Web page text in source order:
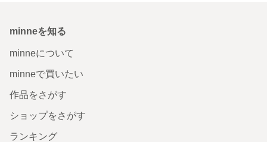
minneを知る
minneについて
minneで買いたい
作品をさがす
ショップをさがす
ランキング